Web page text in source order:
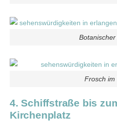
Frosch im
4. Schiffstraße bis
Kirchenplatz